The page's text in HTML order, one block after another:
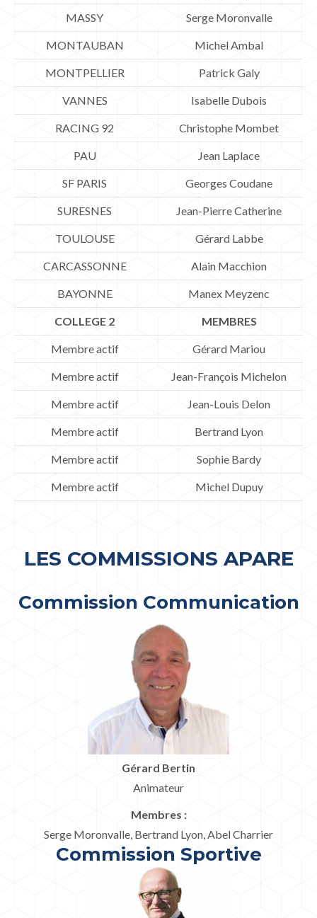
MASSY Serge Moronvalle
MONTAUBAN Michel Ambal
MONTPELLIER Patrick Galy
VANNES Isabelle Dubois
RACING 92 Christophe Mombet
PAU Jean Laplace
SF PARIS Georges Coudane
SURESNES Jean-Pierre Catherine
TOULOUSE Gérard Labbe
CARCASSONNE Alain Macchion
BAYONNE Manex Meyzenc
COLLEGE 2 MEMBRES
Membre actif Gérard Mariou
Membre actif Jean-François Michelon
Membre actif Jean-Louis Delon
Membre actif Bertrand Lyon
Membre actif Sophie Bardy
Membre actif Michel Dupuy
LES COMMISSIONS APARE
Commission Communication
Gérard Bertin
Animateur
Membres :
Serge Moronvalle, Bertrand Lyon, Abel Charrier
Commission Sportive